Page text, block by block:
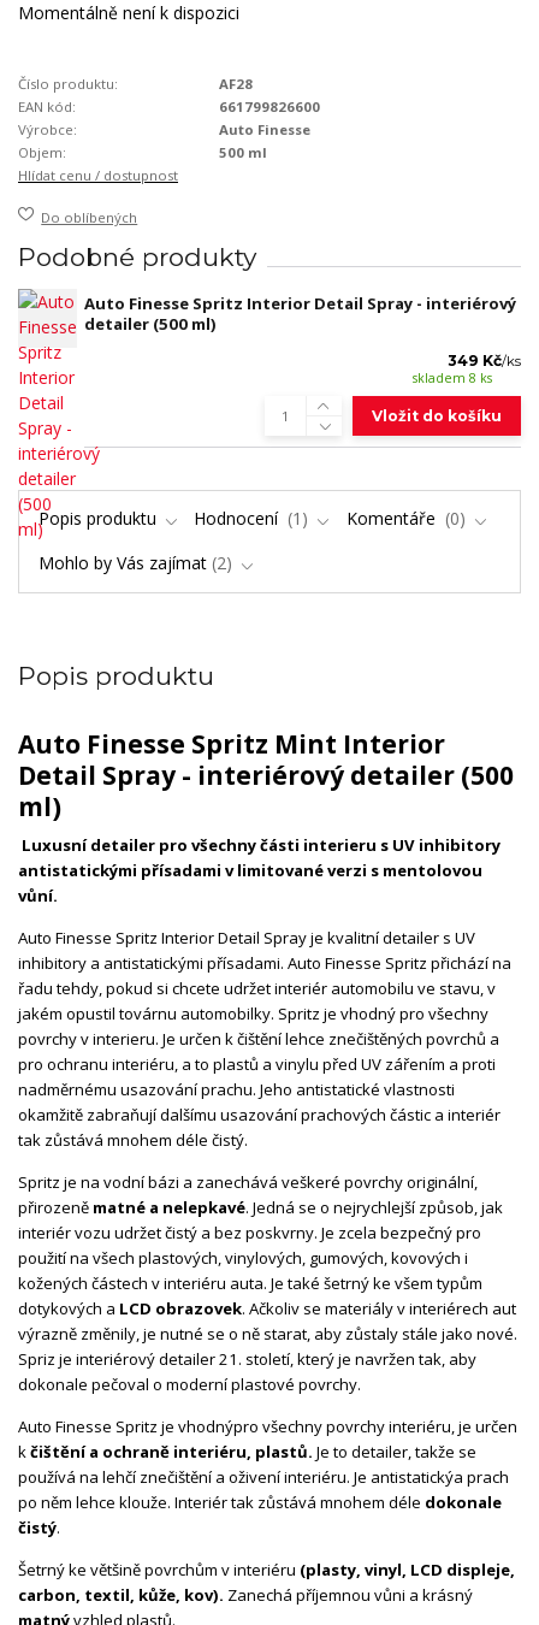
Momentálně není k dispozici
Číslo produktu:
AF28
EAN kód:
661799826600
Výrobce:
Auto Finesse
Objem:
500 ml
Hlídat cenu / dostupnost
Do oblíbených
Podobné produkty
Auto Finesse Spritz Interior Detail Spray - interiérový
detailer (500 ml)
349 Kč/ks
skladem 8 ks
Vložit do košíku
Popis produktu Hodnocení 1 Komentáře
0
Mohlo by Vás zajímat 2
Popis produktu
Auto Finesse Spritz Mint Interior
Detail Spray - interiérový detailer (500
ml)
Luxusní detailer pro všechny části interieru s UV inhibitory
antistatickými přísadami v limitované verzi s mentolovou
vůní.
Auto Finesse Spritz Interior Detail Spray je kvalitní detailer s UV
inhibitory a antistatickými přísadami. Auto Finesse Spritz přichází na
řadu tehdy, pokud si chcete udržet interiér automobilu ve stavu, v
jakém opustil továrnu automobilky. Spritz je vhodný pro všechny
povrchy v interieru. Je určen k čištění lehce znečištěných povrchů a
pro ochranu interiéru, a to plastů a vinylu před UV zářením a proti
nadměrnému usazování prachu. Jeho antistatické vlastnosti
okamžitě zabraňují dalšímu usazování prachových částic a interiér
tak zůstává mnohem déle čistý.
Spritz je na vodní bázi a zanechává veškeré povrchy originální,
přirozeně matné a nelepkavé. Jedná se o nejrychlejší způsob, jak
interiér vozu udržet čistý a bez poskvrny. Je zcela bezpečný pro
použití na všech plastových, vinylových, gumových, kovových i
kožených částech v interiéru auta. Je také šetrný ke všem typům
dotykových a LCD obrazovek. Ačkoliv se materiály v interiérech aut
výrazně změnily, je nutné se o ně starat, aby zůstaly stále jako nové.
Spriz je interiérový detailer 21. století, který je navržen tak, aby
dokonale pečoval o moderní plastové povrchy.
Auto Finesse Spritz je vhodnýpro všechny povrchy interiéru, je určen
kčištění a ochraně interiéru, plastů. Je to detailer, takže se
používá na lehčí znečištění a oživení interiéru. Je antistatickýa prach
po něm lehce klouže. Interiér tak zůstává mnohem déle dokonale
čistý.
Šetrný ke většině povrchům v interiéru (plasty, vinyl, LCD displeje,
carbon, textil, kůže, kov). Zanechá příjemnou vůni a krásný
matnývzhled plastů.